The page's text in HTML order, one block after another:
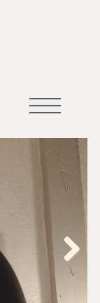
Otwórz
Next